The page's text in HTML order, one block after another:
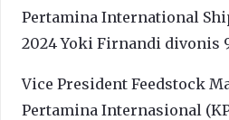
Pertamina International
2024 Yoki Firnandi divonis
Vice President Feedstock
Pertamina Internasional